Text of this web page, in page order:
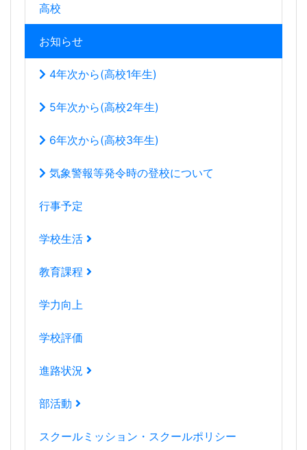
高校
お知らせ
4年次から(高校1年生)
5年次から(高校2年生)
6年次から(高校3年生)
気象警報等発令時の登校について
行事予定
学校生活
教育課程
学力向上
学校評価
進路状況
部活動
スクールミッション・スクールポリシー